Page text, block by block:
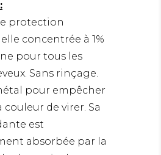
protection
concentrée à 1%
pour tous les
Sans rinçage.
pour empêcher
couleur de virer. Sa
est
absorbée par la